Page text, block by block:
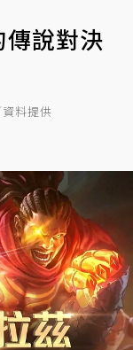
說對決
料提供